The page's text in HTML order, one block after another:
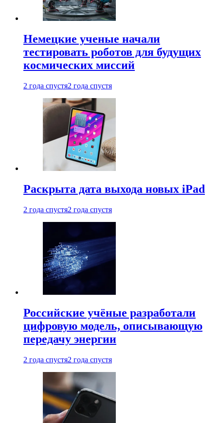
Немецкие ученые начали
тестировать роботов для будущих
космических миссий
2 года спустя2 года спустя
Раскрыта дата выхода новых iPad
2 года спустя2 года спустя
Российские учёные разработали
цифровую модель, описывающую
передачу энергии
2 года спустя2 года спустя